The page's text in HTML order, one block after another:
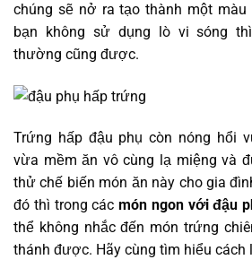
chúng sẽ nở ra tạo thành một màu
bạn không sử dụng lò vi sóng
thường cũng được.
Trứng hấp đậu phụ còn nóng hổi
vừa mềm ăn vô cùng lạ miệng và
thử chế biến món ăn này cho gia
đó thì trong các món ngon với đậu
thể không nhắc đến món trứng
thánh được. Hãy cùng tìm hiểu cách